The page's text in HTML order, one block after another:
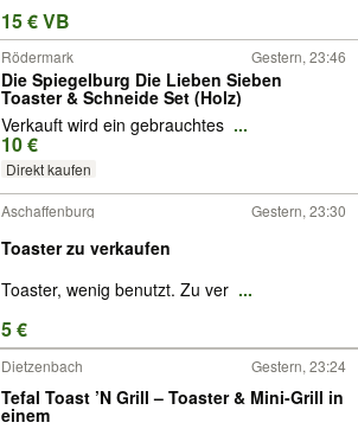
15 € VB
Rödermark Gestern, 23:46
Die Spiegelburg Die Lieben Sieben
Toaster & Schneide Set (Holz)
Verkauft wird ein gebrauchtes ...
10 €
Direkt kaufen
Aschaffenburg Gestern, 23:30
Toaster zu verkaufen
Toaster, wenig benutzt. Zu ver ...
5 €
Dietzenbach Gestern, 23:24
Tefal Toast ’N Grill – Toaster & Mini-Grill in
einem